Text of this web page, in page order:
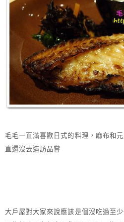
毛毛一直滿喜歡日式的料理，麻布和
直還沒去造訪品嘗
大戶屋對大家來說應該是個沒吃過至